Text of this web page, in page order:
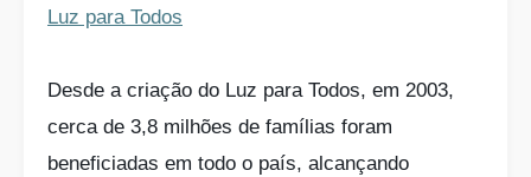
Luz para Todos
Desde a criação do Luz para Todos, em 2003,
cerca de 3,8 milhões de famílias foram
beneficiadas em todo o país, alcançando